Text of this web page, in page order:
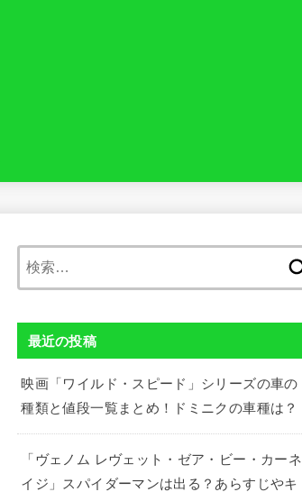
最近の投稿
映画「ワイルド・スピード」シリーズの車の
種類と値段一覧まとめ！ドミニクの車種は？
「ヴェノム レヴェット・ゼア・ビー・カーネ
イジ」スパイダーマンは出る？あらすじやキ